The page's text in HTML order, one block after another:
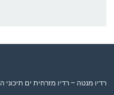
רדיו מנטה – רדיו מזרחית ים